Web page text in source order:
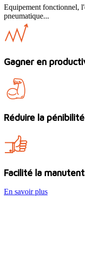
Equipement fonctionnel,
pneumatique...
Gagner en
Réduire la pénibilité
Facilité la
En savoir plus